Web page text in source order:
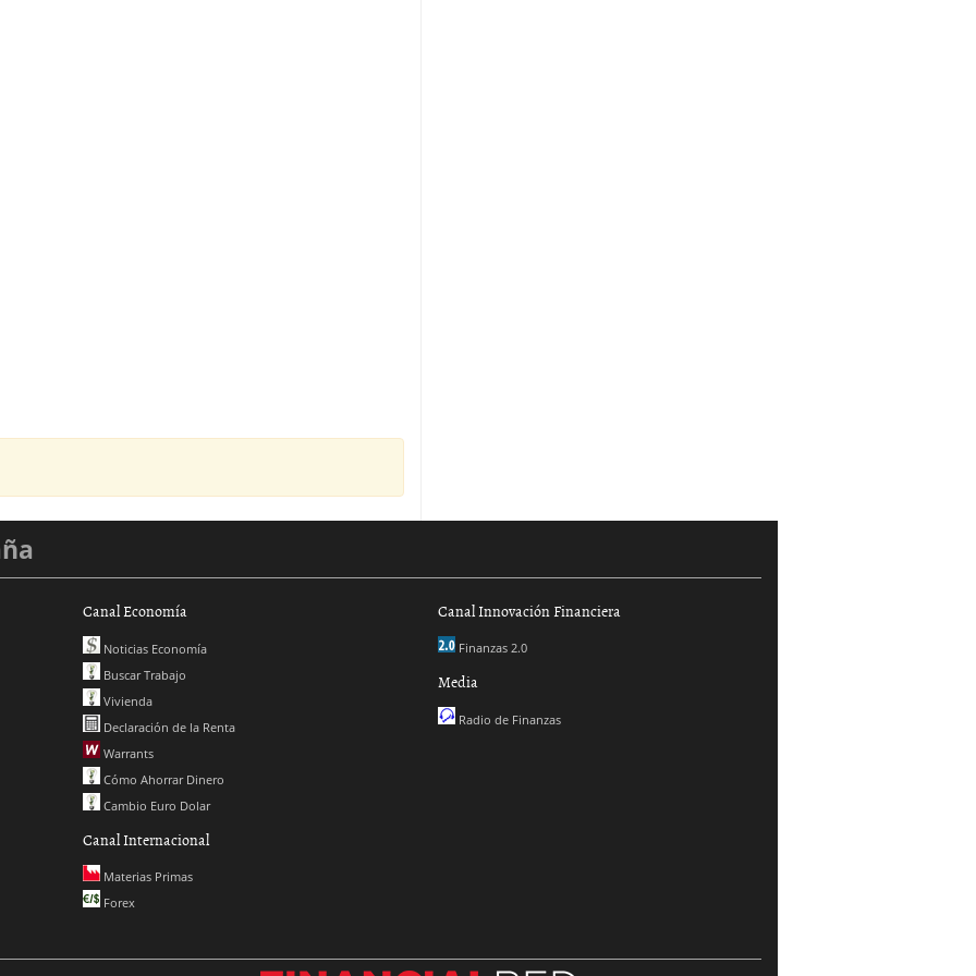
Canal Economía
Noticias Economía
Buscar Trabajo
Vivienda
Declaración de la Renta
Warrants
Cómo Ahorrar Dinero
Cambio Euro Dolar
Canal Internacional
Materias Primas
Forex
Canal Innovación Financiera
Finanzas 2.0
Media
Radio de Finanzas